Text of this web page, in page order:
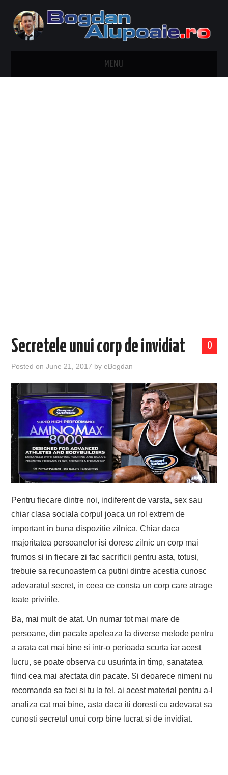
MENU
0
Secretele unui corp de invidiat
Posted onJune 21, 2017 byeBogdan
Pentru fiecare dintre noi, indiferent de varsta, sex sau
chiar clasa sociala corpul joaca un rol extrem de
important in buna dispozitie zilnica. Chiar daca
majoritatea persoanelor isi doresc zilnic un corp mai
frumos si in fiecare zi fac sacrificii pentru asta, totusi,
trebuie sa recunoastem ca putini dintre acestia cunosc
adevaratul secret, in ceea ce consta un corp care atrage
toate privirile.
Ba, mai mult de atat. Un numar tot mai mare de
persoane, din pacate apeleaza la diverse metode pentru
a arata cat mai bine si intr-o perioada scurta iar acest
lucru, se poate observa cu usurinta in timp, sanatatea
fiind cea mai afectata din pacate. Si deoarece nimeni nu
recomanda sa faci si tu la fel, ai acest material pentru a-l
analiza cat mai bine, asta daca iti doresti cu adevarat sa
cunosti secretul unui corp bine lucrat si de invidiat.